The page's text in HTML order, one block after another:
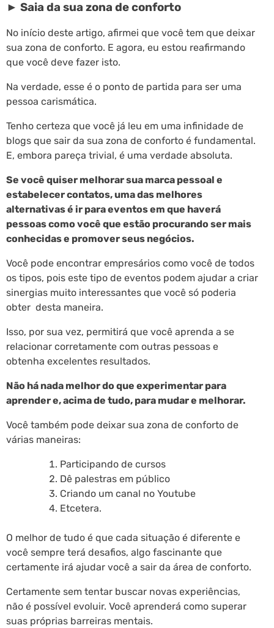
► Saia da sua zona de conforto
No início deste artigo, afirmei que você tem que deixar
sua zona de conforto. E agora, eu estou reafirmando
que você deve fazer isto.
Na verdade, esse é o ponto de partida para ser uma
pessoa carismática.
Tenho certeza que você já leu em uma infinidade de
blogs que sair da sua zona de conforto é fundamental.
E, embora pareça trivial, é uma verdade absoluta.
Se você quiser melhorar sua marca pessoal e
estabelecer contatos, uma das melhores
alternativas é ir para eventos em que haverá
pessoas como você que estão procurando ser mais
conhecidas e promover seus negócios.
Você pode encontrar empresários como você de todos
os tipos, pois este tipo de eventos podem ajudar a criar
sinergias muito interessantes que você só poderia
obter desta maneira.
Isso, por sua vez, permitirá que você aprenda a se
relacionar corretamente com outras pessoas e
obtenha excelentes resultados.
Não há nada melhor do que experimentar para
aprender e, acima de tudo, para mudar e melhorar.
Você também pode deixar sua zona de conforto de
várias maneiras:
Participando de cursos
Dê palestras em público
Criando um canal no Youtube
Etcetera.
O melhor de tudo é que cada situação é diferente e
você sempre terá desafios, algo fascinante que
certamente irá ajudar você a sair da área de conforto.
Certamente sem tentar buscar novas experiências,
não é possível evoluir. Você aprenderá como superar
suas próprias barreiras mentais.